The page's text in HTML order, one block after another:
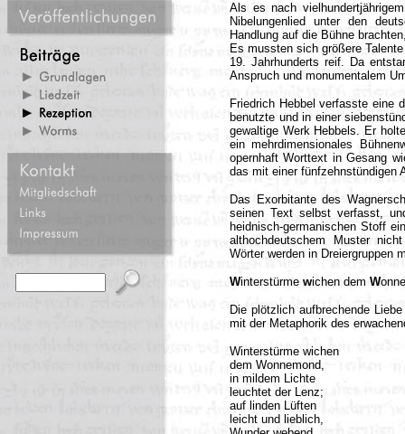
Als es nach
Nibelungenlied unter den
Handlung auf die Bühne
Es mussten sich größere
19. Jahrhunderts reif. Da
Anspruch und monumentalem
Friedrich Hebbel verfasste eine
benutzte und in einer
gewaltige Werk Hebbels. Er
ein mehrdimensionales
opernhaft Worttext in Gesang
das mit einer fünfzehnstündigen
Das Exorbitante des
seinen Text selbst verfasst,
heidnisch-germanischen Stoff
althochdeutschem Muster
Wörter werden in Dreiergruppen
Winterstürme wichen dem W
Die plötzlich aufbrechende
mit der Metaphorik des
Winterstürme wichen
dem Wonnemond,
in mildem Lichte
leuchtet der Lenz;
auf linden Lüften
leicht und lieblich,